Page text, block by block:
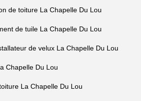
de toiture La Chapelle Du Lou
de tuile La Chapelle Du Lou
de velux La Chapelle Du Lou
Chapelle Du Lou
La Chapelle Du Lou